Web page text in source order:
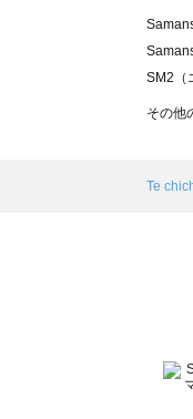
SM2（
Wpc.
その他
Te